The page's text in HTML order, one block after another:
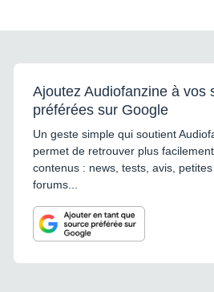
Ajoutez Audiofanzine à vos
préférées sur Google
Un geste simple qui soutient
permet de retrouver plus
contenus : news, tests, avis, petites
forums...